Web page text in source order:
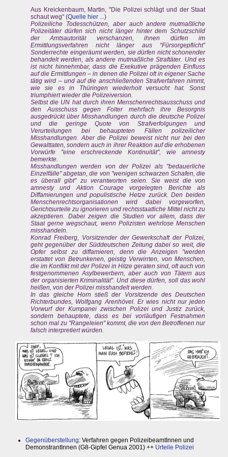
Aus Kreickenbaum, Martin, "Die Polizei schlägt und der Staat
schaut weg" (Quelle hier ...)
Polizeiliche Todesschützen, aber auch andere mutmaßliche
Polizeitäter dürfen sich nicht länger hinter dem Schutzschild
der Amtsautorität verschanzen, ihnen dürfen im
Ermittlungsverfahren nicht länger aus “Fürsorgepflicht”
Sonderrechte eingeräumt werden, sie dürfen nicht schonender
behandelt werden, als andere mutmaßliche Straftäter. Und es
ist nicht hinnehmbar, dass die Exekutive prägenden Einfluss
auf die Ermittlungen – in denen die Polizei oft in eigener Sache
tätig wird – und auf die anschließenden Strafverfahren nimmt,
wie sie es in Thüringen wiederholt versucht hat. Sonst
triumphiert wieder die Polizeiversion.
Selbst die UN hat durch ihren Menschenrechtsausschuss und
den Ausschuss gegen Folter mehrfach ihre Besorgnis
ausgedrückt über Misshandlungen durch die deutsche Polizei
und die geringe Quote von Strafverfolgungen und
Verurteilungen bei behaupteten Fällen polizeilicher
Misshandlungen. Aber die Polizei beweist nicht nur bei den
Gewalttaten, sondern auch in ihrer Reaktion auf die erhobenen
Vorwürfe "eine erschreckende Kontinuität", wie amnesty
bemerkte.
Misshandlungen werden von der Polizei als "bedauerliche
Einzelfälle" abgetan, die von "wenigen schwarzen Schafen, die
es überall gibt" zu verantworten seien. Sie weist die von
amnesty und Aktion Courage vorgelegten Berichte als
Diffamierungen und populistische Hetze zurück. Den beiden
Menschenrechtsorganisationen wird dabei vorgeworfen,
Gerichtsurteile zu ignorieren und rechtsstaatliche Mittel nicht zu
akzeptieren. Dabei zeigen die Studien vor allem, dass der
Staat gerne wegschaut, wenn Polizisten wehrlose Menschen
misshandeln.
Konrad Freiberg, Vorsitzender der Gewerkschaft der Polizei,
geht gegenüber der Süddeutschen Zeitung dabei so weit, die
Opfer selbst zu diffamieren, denn die Anzeigen "werden
erstattet von Betrunkenen, geistig Verwirrten, von Menschen,
die im Konflikt mit der Polizei in Hitze geraten sind, oft auch von
festgenommenen Asylbewerbern, aber auch von Tätern aus
der organisierten Kriminalität". Und diese dürfen, soll das wohl
heißen, von der Polizei misshandelt werden.
In das gleiche Horn stieß der Vorsitzende des Deutschen
Richterbundes, Wolfgang Arenhövel. Er wies nicht nur jeden
Vorwurf der Kumpanei zwischen Polizei und Justiz zurück,
sondern behauptete, dass es bei vorläufigen Festnahmen
schon mal zu "Rangeleien" kommt, die von den Betroffenen nur
falsch interpretiert würden.
Gegenüberstellung: Verfahren gegen PolizeibeamtInnen und
DemonstrantInnen (G8-Gipfel Genua 2001) ++ Urteile Polizei